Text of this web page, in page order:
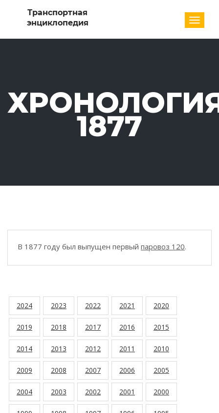
1877
В 1877 году был выпущен первый паровоз 120.
2024 2023 2022 2021 2020
2019 2018 2017 2016 2015
2014 2013 2012 2011 2010
2009 2008 2007 2006 2005
2004 2003 2002 2001 2000